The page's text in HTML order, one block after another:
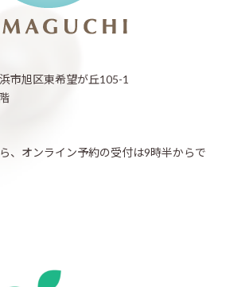
市旭区東希望が丘105-1
、オンライン予約の受付は9時半からで